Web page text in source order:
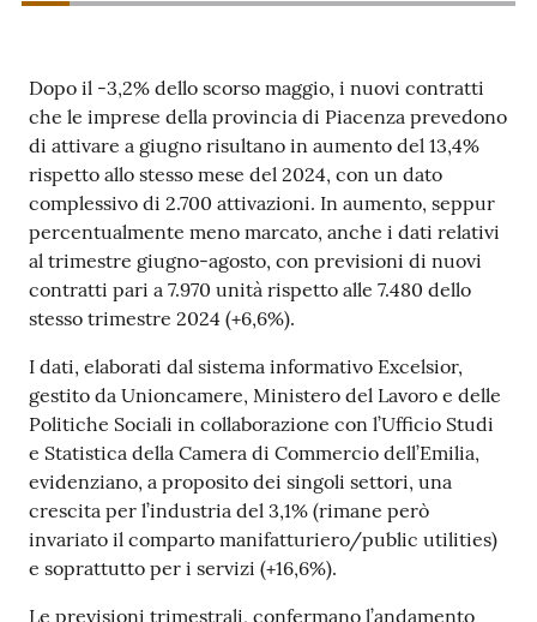
Prenotazioni
on line
Pagamenti
on line
Accedi
Registrati
Dopo il -3,2% dello scorso maggio, i nuovi contratti
che le imprese della provincia di Piacenza prevedono
di attivare a giugno risultano in aumento del 13,4%
rispetto allo stesso mese del 2024, con un dato
complessivo di 2.700 attivazioni. In aumento, seppur
percentualmente meno marcato, anche i dati relativi
al trimestre giugno-agosto, con previsioni di nuovi
contratti pari a 7.970 unità rispetto alle 7.480 dello
stesso trimestre 2024 (+6,6%).
I dati, elaborati dal sistema informativo Excelsior,
gestito da Unioncamere, Ministero del Lavoro e delle
Politiche Sociali in collaborazione con l’Ufficio Studi
e Statistica della Camera di Commercio dell’Emilia,
evidenziano, a proposito dei singoli settori, una
crescita per l’industria del 3,1% (rimane però
invariato il comparto manifatturiero/public utilities)
e soprattutto per i servizi (+16,6%).
Le previsioni trimestrali, confermano l’andamento